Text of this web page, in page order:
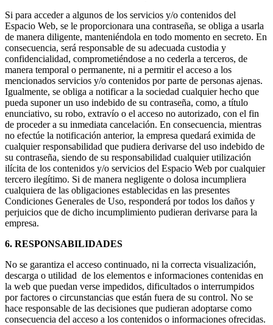
Si para acceder a algunos de los servicios y/o contenidos del
Espacio Web, se le proporcionara una contraseña, se obliga a usarla
de manera diligente, manteniéndola en todo momento en secreto. En
consecuencia, será responsable de su adecuada custodia y
confidencialidad, comprometiéndose a no cederla a terceros, de
manera temporal o permanente, ni a permitir el acceso a los
mencionados servicios y/o contenidos por parte de personas ajenas.
Igualmente, se obliga a notificar a la sociedad cualquier hecho que
pueda suponer un uso indebido de su contraseña, como, a título
enunciativo, su robo, extravío o el acceso no autorizado, con el fin
de proceder a su inmediata cancelación. En consecuencia, mientras
no efectúe la notificación anterior, la empresa quedará eximida de
cualquier responsabilidad que pudiera derivarse del uso indebido de
su contraseña, siendo de su responsabilidad cualquier utilización
ilícita de los contenidos y/o servicios del Espacio Web por cualquier
tercero ilegítimo. Si de manera negligente o dolosa incumpliera
cualquiera de las obligaciones establecidas en las presentes
Condiciones Generales de Uso, responderá por todos los daños y
perjuicios que de dicho incumplimiento pudieran derivarse para la
empresa.
6. RESPONSABILIDADES
No se garantiza el acceso continuado, ni la correcta visualización,
descarga o utilidad de los elementos e informaciones contenidas en
la web que puedan verse impedidos, dificultados o interrumpidos
por factores o circunstancias que están fuera de su control. No se
hace responsable de las decisiones que pudieran adoptarse como
consecuencia del acceso a los contenidos o informaciones ofrecidas.